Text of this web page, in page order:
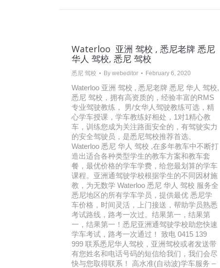
Waterloo 亚洲 驾校 , 悉尼老牌 悉尼
华人 驾校, 悉尼 驾校
悉尼 驾校 By webeditor February 6, 2020
Waterloo 亚洲 驾校 , 悉尼老牌 悉尼 华人 驾校,
悉尼 驾校，拥有高资质的，经验丰富的RMS
专业驾驶教练， 男/女华人驾驶教练可选，精
心学车授课，学车教练好相处，1对1精心教
车，训练您成为关注路面安全的，有驾驶实力
的安全驾驶员，是悉尼驾校推荐首选。
Waterloo 悉尼 华人 驾校 ,在多年教车中不断打
造出适合各种类型学生的教车方案和教车套
餐，最优价格的学车学费，给您最划算的学车
课程。亚洲通驾驶学校根据学生的不同因材施
教，为无数学 Waterloo 悉尼 华人 驾校 服务全
悉尼地区的所有学车学员，提供最优 悉尼学
车价格，时间灵活，上门接送，帮助学员熟悉
考试路线，路考一次过。结果第一，结果第
一，结果第一！悉尼亚洲通驾驶学校助您快速
学车考试，路考一次通过！ 致电 0415 139
999 联系悉尼华人驾校，亚洲驾校或者发送带
有您姓名和电话号码的短信给我们，我们会尽
快与您取得联系！ 高水准(自动波)学车服务 –